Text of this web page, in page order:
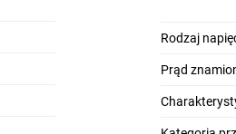
Rodzaj
Prąd